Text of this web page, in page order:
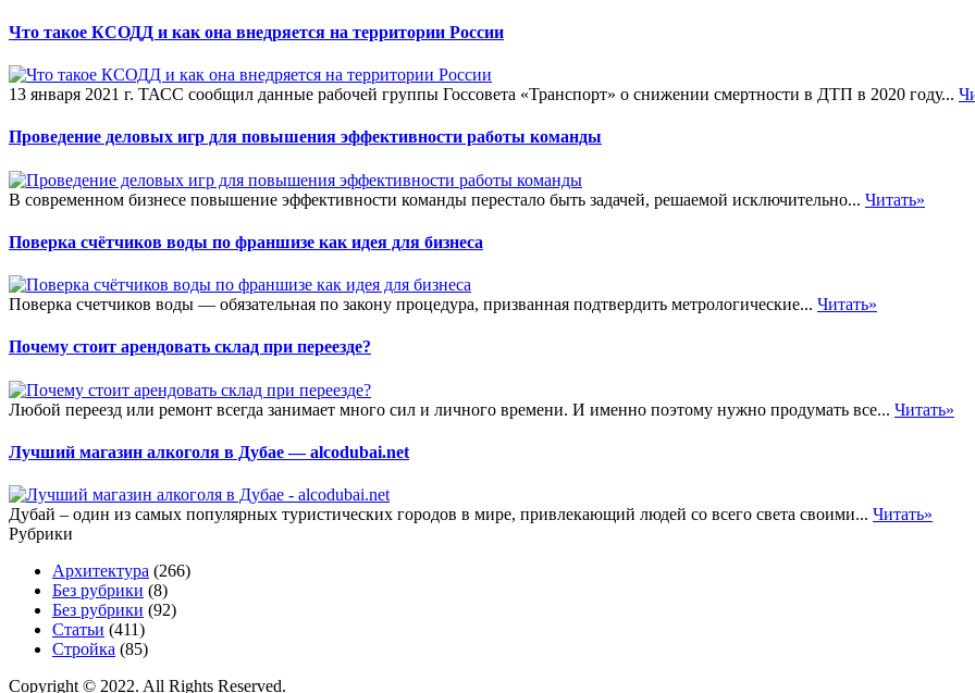
Что такое КСОДД и как она внедряется на территории России
13 января 2021 г. ТАСС сообщил данные рабочей группы Госсовета «Транспорт» о снижении смертности в ДТП в 2020 году...
Проведение деловых игр для повышения эффективности работы команды
В современном бизнесе повышение эффективности команды перестало быть задачей, решаемой исключительно... Читать»
Поверка счётчиков воды по франшизе как идея для бизнеса
Поверка счетчиков воды — обязательная по закону процедура, призванная подтвердить метрологические... Читать»
Почему стоит арендовать склад при переезде?
Любой переезд или ремонт всегда занимает много сил и личного времени. И именно поэтому нужно продумать все... Читать»
Лучший магазин алкоголя в Дубае — alcodubai.net
Дубай – один из самых популярных туристических городов в мире, привлекающий людей со всего света своими... Читать»
Рубрики
Архитектура (266)
Без рубрики (8)
Без рубрики (92)
Статьи (411)
Стройка (85)
Copyright © 2022. All Rights Reserved.